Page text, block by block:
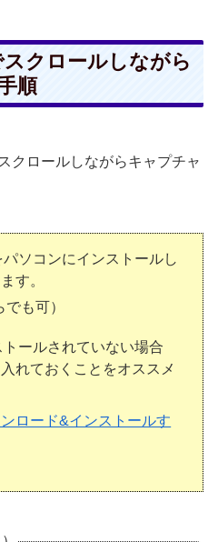
クロールしながら
順
クロールしながらキャプチャ
ソコンにインストールし
す。
も可）
ールされていない場合
れておくことをオススメ
ロード&インストールす